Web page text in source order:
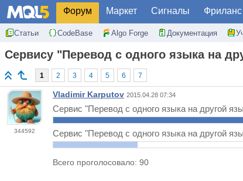
Форум Маркет Сигналы Фриланс
Статьи CodeBase Algo Forge Документация
Сервису "Перевод с одного языка на
1 2 3 4 5 6 7
344592
Vladimir Karputov 2015.04.28 07:34
Сервис "Перевод с одного языка на другой
Сервис "Перевод с одного языка на другой
Всего проголосовало: 90